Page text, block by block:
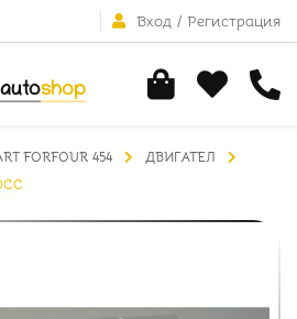
Вход / Регистрация
FORFOUR 454
ДВИГАТЕЛ